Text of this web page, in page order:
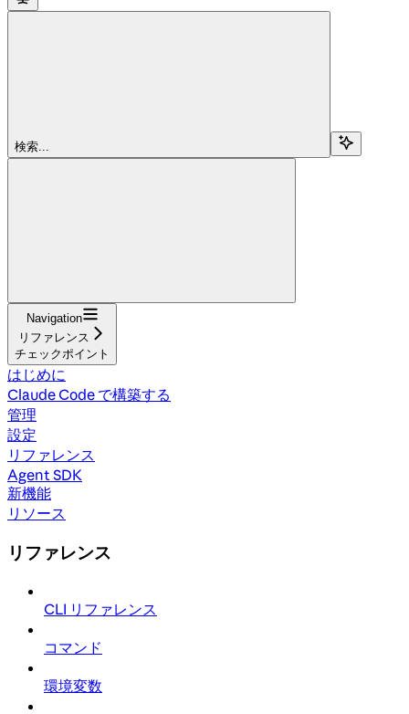
検索...
Navigation
リファレンス
チェックポイント
はじめに
Claude Code で構築する
管理
設定
リファレンス
Agent SDK
新機能
リソース
リファレンス
CLI リファレンス
コマンド
環境変数